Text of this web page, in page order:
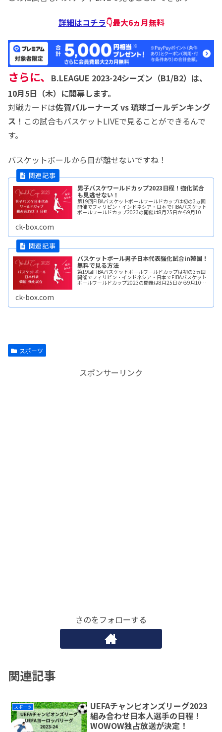
詳細はコチラ👇最大6ヵ月無料
さらに、
B.LEAGUE 2023-24シーズン（B1/B2）は、
10月5日（木）に開幕します。
対戦カードは佐賀バルーナーズ vs 琉球ゴールデンキング
ス ！この試合もバスケットLIVEで見ることができるんで
す。
バスケットボールから目が離せないですね！
男子バスケワールドカップ2023日程！強化試合
も見逃せない！
第19回FIBAバスケットボールワールドカップは初の3ヵ国
開催でフィリピン・インドネシア・日本でFIBAバスケット
ボールワールドカップ2023の開催は8月25日から9月10日
ck-box.com
バスケットボール男子日本代表強化試合in韓国！
無料で見る方法
第19回FIBAバスケットボールワールドカップは初の3ヵ国
開催でフィリピン・インドネシア・日本でFIBAバスケット
ボールワールドカップ2023の開催は8月25日から9月10日
ck-box.com
スポーツ
スポンサーリンク
さのをフォローする
関連記事
スポーツ
UEFAチャンピオンズリーグ2023
組み合わせ日本人選手の日程！
WOWOW独占放送が決定！